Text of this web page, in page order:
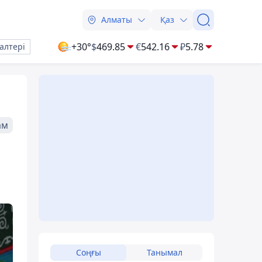
Алматы Қаз
+30°$469.85 €542.16 ₽5.78
Соңғы Танымал